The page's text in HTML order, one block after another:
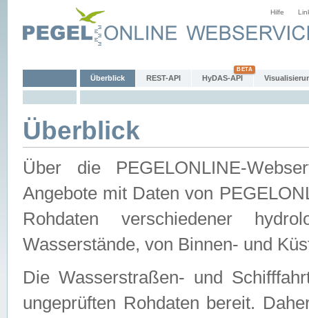
Hilfe
Überblick REST-API HyDAS-API
Überblick
Über die PEGELONLINE-
Angebote mit Daten von
Rohdaten verschiedener
Wasserstände, von Binnen- und
Die Wasserstraßen- und
ungeprüften Rohdaten bereit.